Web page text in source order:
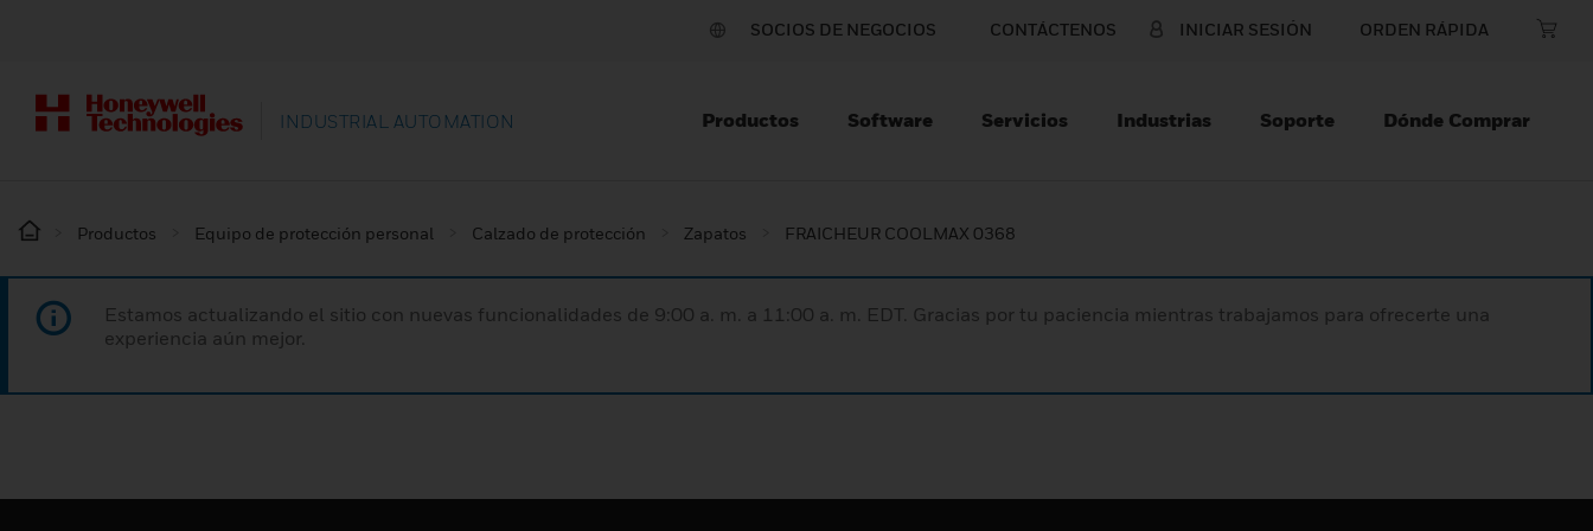
SOCIOS DE NEGOCIOS CONTÁCTENOS INICIAR SESIÓN ORDEN RÁPIDA
INDUSTRIAL AUTOMATION Productos Software Servicios Industrias Soporte Dónde Comprar
Productos Equipo de protección personal Calzado de protección Zapatos FRAICHEUR COOLMAX 0368
Estamos actualizando el sitio con nuevas funcionalidades de 9:00 a. m. a 11:00 a. m. EDT. Gracias por tu paciencia mientras trabajamos para ofrecerte una
experiencia aún mejor.